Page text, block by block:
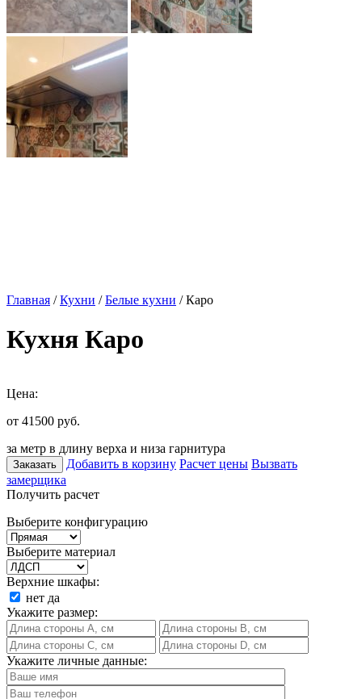
Главная /Кухни /Белые кухни / Каро
Кухня Каро
Цена:
от 41500 руб.
за метр в длину верха и низа гарнитура
Заказать Добавить в корзину Расчет цены Вызвать
замерщика
Получить расчет
Выберите конфигурацию
Выберите материал
Верхние шкафы:
нет да
Укажите размер:
Укажите личные данные: